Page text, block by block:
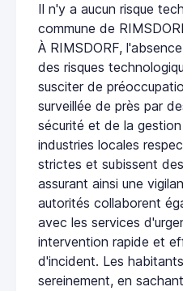
Il n'y a aucun risque
commune de
À RIMSDORF,
des risques
susciter de
surveillée de près par
sécurité et de la
industries locales
strictes et subissent
assurant ainsi une
autorités collaborent
avec les services
intervention rapide et
d'incident. Les
sereinement, en